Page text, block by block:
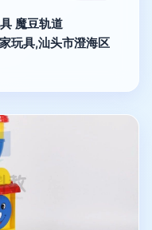
魔豆轨道
玩具,汕头市澄海区